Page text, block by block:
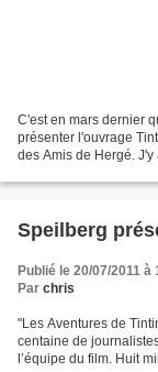
C'est en mars dernier
présenter l'ouvrage
des Amis de Hergé.
Speilberg
Publié le 20/07/2011 à
Par chris
"Les Aventures de
centaine de
l’équipe du film. Huit